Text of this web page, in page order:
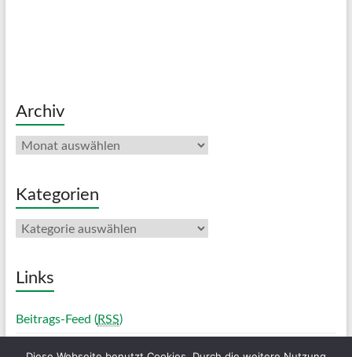
Archiv
Archiv
Kategorien
Kategorien
Links
Beitrags-Feed (RSS)